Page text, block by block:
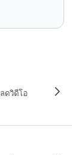
ดวิดีโอ